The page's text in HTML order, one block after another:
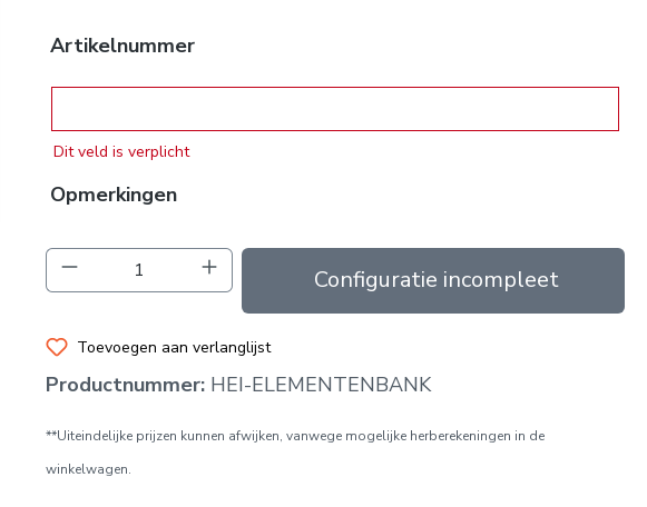
Artikelnummer
Dit veld is verplicht
Opmerkingen
Producthoeveelheid: Voer de gewenste
In de winkelmand
Toevoegen aan verlanglijst
Productnummer: HEI-ELEMENTENBANK
**Uiteindelijke prijzen kunnen afwijken, vanwege mogelijke herberekeningen in de
winkelwagen.